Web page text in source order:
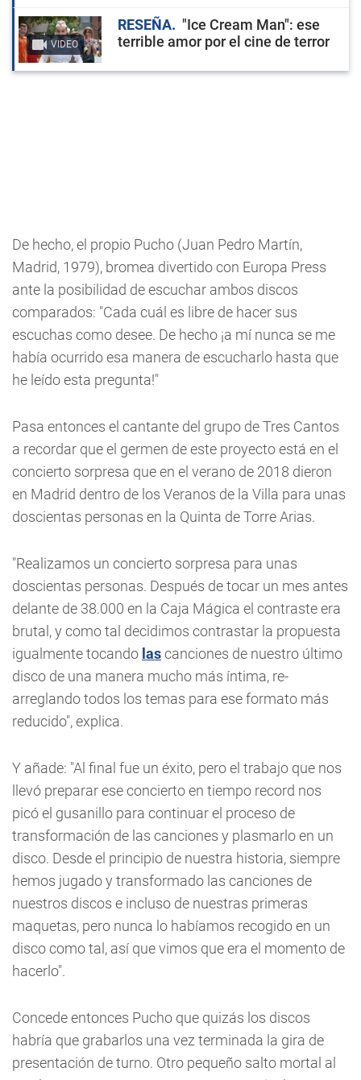
VIDEO
RESEÑA
"Ice Cream Man": ese
terrible amor por el cine de terror
De hecho, el propio Pucho (Juan Pedro Martín,
Madrid, 1979), bromea divertido con Europa Press
ante la posibilidad de escuchar ambos discos
comparados: "Cada cuál es libre de hacer sus
escuchas como desee. De hecho ¡a mí nunca se me
había ocurrido esa manera de escucharlo hasta que
he leído esta pregunta!"
Pasa entonces el cantante del grupo de Tres Cantos
a recordar que el germen de este proyecto está en el
concierto sorpresa que en el verano de 2018 dieron
en Madrid dentro de los Veranos de la Villa para unas
doscientas personas en la Quinta de Torre Arias.
"Realizamos un concierto sorpresa para unas
doscientas personas. Después de tocar un mes antes
delante de 38.000 en la Caja Mágica el contraste era
brutal, y como tal decidimos contrastar la propuesta
igualmente tocando lascanciones de nuestro último
disco de una manera mucho más íntima, re-
arreglando todos los temas para ese formato más
reducido", explica.
Y añade: "Al final fue un éxito, pero el trabajo que nos
llevó preparar ese concierto en tiempo record nos
picó el gusanillo para continuar el proceso de
transformación de las canciones y plasmarlo en un
disco. Desde el principio de nuestra historia, siempre
hemos jugado y transformado las canciones de
nuestros discos e incluso de nuestras primeras
maquetas, pero nunca lo habíamos recogido en un
disco como tal, así que vimos que era el momento de
hacerlo".
Concede entonces Pucho que quizás los discos
habría que grabarlos una vez terminada la gira de
presentación de turno. Otro pequeño salto mortal al